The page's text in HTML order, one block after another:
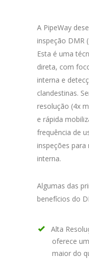
A PipeWay
inspeção DMR
Esta é uma
direta, com
interna e
clandestinas.
resolução (4x
e rápida
frequência de
inspeções
interna.
Algumas das
benefícios do
Alta
oferece
maior do